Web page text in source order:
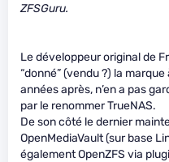
ZFSGuru.
Le développeur original de
“donné” (vendu ?) la
années après, n’en a pas
par le renommer TrueNAS.
De son côté le dernier
OpenMediaVault (sur base
également OpenZFS via